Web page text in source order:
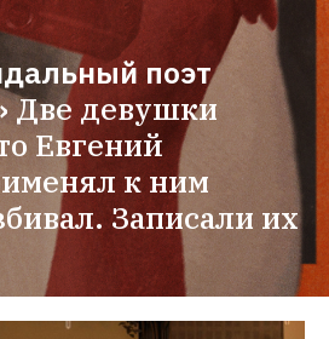
поэт
Две девушки
Евгений
к ним
Записали их